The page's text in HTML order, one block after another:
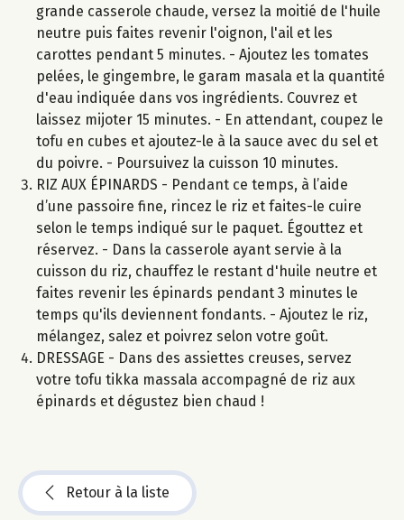
grande casserole chaude, versez la moitié de l'huile
neutre puis faites revenir l'oignon, l'ail et les
carottes pendant 5 minutes. - Ajoutez les tomates
pelées, le gingembre, le garam masala et la quantité
d'eau indiquée dans vos ingrédients. Couvrez et
laissez mijoter 15 minutes. - En attendant, coupez le
tofu en cubes et ajoutez-le à la sauce avec du sel et
du poivre. - Poursuivez la cuisson 10 minutes.
RIZ AUX ÉPINARDS - Pendant ce temps, à l’aide
d’une passoire fine, rincez le riz et faites-le cuire
selon le temps indiqué sur le paquet. Égouttez et
réservez. - Dans la casserole ayant servie à la
cuisson du riz, chauffez le restant d'huile neutre et
faites revenir les épinards pendant 3 minutes le
temps qu'ils deviennent fondants. - Ajoutez le riz,
mélangez, salez et poivrez selon votre goût.
DRESSAGE - Dans des assiettes creuses, servez
votre tofu tikka massala accompagné de riz aux
épinards et dégustez bien chaud !
Retour à la liste